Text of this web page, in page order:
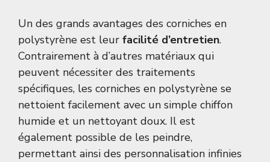
Un des grands avantages des corniches en
polystyrène est leur facilité d’entretien.
Contrairement à d’autres matériaux qui
peuvent nécessiter des traitements
spécifiques, les corniches en polystyrène se
nettoient facilement avec un simple chiffon
humide et un nettoyant doux. Il est
également possible de les peindre,
permettant ainsi des personnalisation infinies